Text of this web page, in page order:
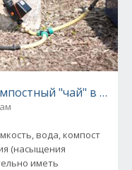
"чай" в
вода, компост
(насыщения
иметь